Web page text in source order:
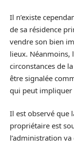
Il n’existe
de sa résidence
vendre son bien
lieux. Néanmoins,
circonstances de
être signalée
qui peut impliquer
Il est observé que
propriétaire est
l’administration